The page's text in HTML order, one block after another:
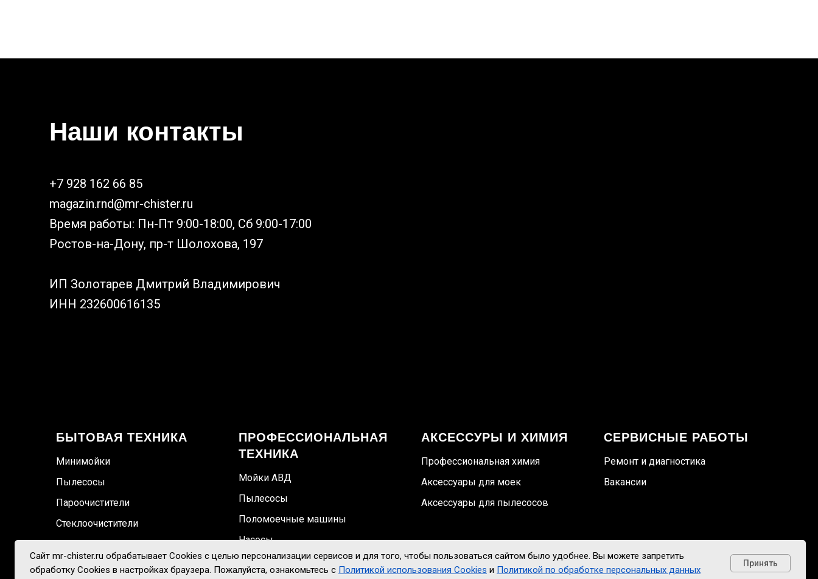
Наши контакты
+7 928 162 66 85
magazin.rnd@mr-chister.ru
Время работы: Пн-Пт 9:00-18:00, Сб 9:00-17:00
Ростов-на-Дону, пр-т Шолохова, 197
ИП Золотарев Дмитрий Владимирович
ИНН 232600616135
БЫТОВАЯ ТЕХНИКА
Минимойки
Пылесосы
Пароочистители
Стеклоочистители
ПРОФЕССИОНАЛЬНАЯ
ТЕХНИКА
Мойки АВД
Пылесосы
Поломоечные машины
Насосы
Электродвигатели
АКСЕССУРЫ И ХИМИЯ
Профессиональная химия
Аксессуары для моек
Аксессуары для пылесосов
СЕРВИСНЫЕ РАБОТЫ
Ремонт и диагностика
Вакансии
Сайт mr-chister.ru обрабатывает Cookies с целью персонализации сервисов и для того, чтобы пользоваться сайтом было удобнее. Вы можете запретить
обработку Cookies в настройках браузера. Пожалуйста, ознакомьтесь с Политикой использования Cookies и Политикой по обработке персональных данных
Принять